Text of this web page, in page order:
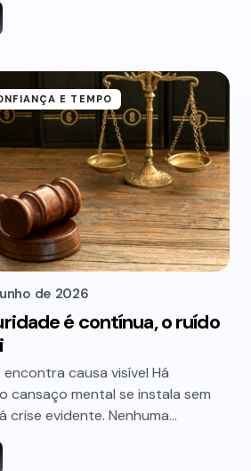
E TEMPO
de 2026
é contínua, o ruído
causa visível Há
cansaço mental se instala sem
crise evidente. Nenhuma…